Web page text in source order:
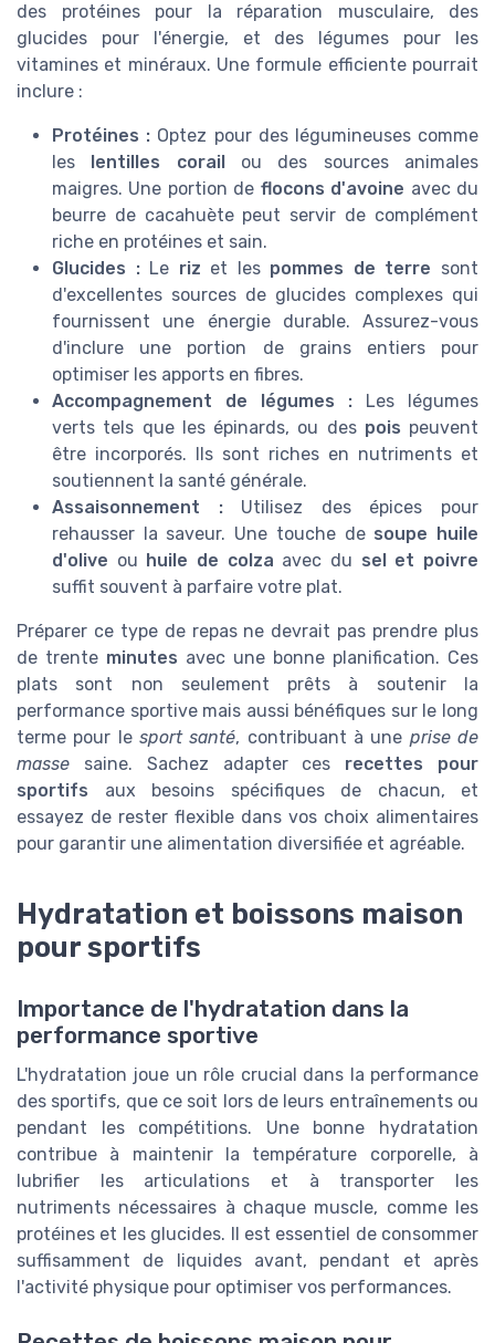
des protéines pour la réparation musculaire, des
glucides pour l'énergie, et des légumes pour les
vitamines et minéraux. Une formule efficiente pourrait
inclure :
Protéines : Optez pour des légumineuses comme
les
lentilles corail
ou des sources animales
maigres. Une portion de flocons d'avoine avec du
beurre de cacahuète peut servir de complément
riche en protéines et sain.
Glucides :Le riz et les pommes de terre sont
d'excellentes sources de glucides complexes qui
fournissent une énergie durable. Assurez-vous
d'inclure une portion de grains entiers pour
optimiser les apports en fibres.
Accompagnement de légumes : Les légumes
verts tels que les épinards, ou des pois peuvent
être incorporés. Ils sont riches en nutriments et
soutiennent la santé générale.
Assaisonnement :Utilisez des épices pour
rehausser la saveur. Une touche de soupe huile
d'olive ou huile de colza avec du sel et poivre
suffit souvent à parfaire votre plat.
Préparer ce type de repas ne devrait pas prendre plus
de trente minutes avec une bonne planification. Ces
plats sont non seulement prêts à soutenir la
performance sportive mais aussi bénéfiques sur le long
terme pour le sport santé, contribuant à une prise de
masse saine. Sachez adapter ces recettes pour
sportifs aux besoins spécifiques de chacun, et
essayez de rester flexible dans vos choix alimentaires
pour garantir une alimentation diversifiée et agréable.
Hydratation et boissons maison
pour sportifs
Importance de l'hydratation dans la
performance sportive
L'hydratation joue un rôle crucial dans la performance
des sportifs, que ce soit lors de leurs entraînements ou
pendant les compétitions. Une bonne hydratation
contribue à maintenir la température corporelle, à
lubrifier les articulations et à transporter les
nutriments nécessaires à chaque muscle, comme les
protéines et les glucides. Il est essentiel de consommer
suffisamment de liquides avant, pendant et après
l'activité physique pour optimiser vos performances.